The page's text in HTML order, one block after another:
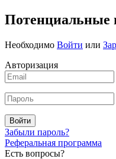
Потенциальные
Необходимо Войти или
Авторизация
Войти
Забыли пароль?
Реферальная программа
Есть вопросы?